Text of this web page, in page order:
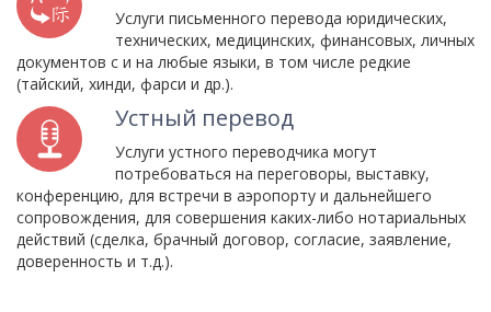
Услуги письменного перевода юридических,
технических, медицинских, финансовых, личных
документов с и на любые языки, в том числе редкие
(тайский, хинди, фарси и др.).
Устный перевод
Услуги устного переводчика могут
потребоваться на переговоры, выставку,
конференцию, для встречи в аэропорту и дальнейшего
сопровождения, для совершения каких-либо нотариальных
действий (сделка, брачный договор, согласие, заявление,
доверенность и т.д.).